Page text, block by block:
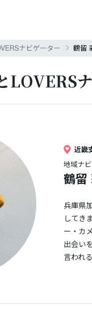
ナビゲーター 鶴留
LOVERS
近畿
地域ナ
鶴留
兵庫県
してき
ー・カ
出会い
言われ